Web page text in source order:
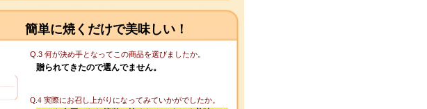
簡単に焼くだけで美味しい！
Q.3 何が決め手となってこの商品を選びましたか。
贈られてきたので選んでません。
Q.4 実際にお召し上がりになってみていかがでしたか。